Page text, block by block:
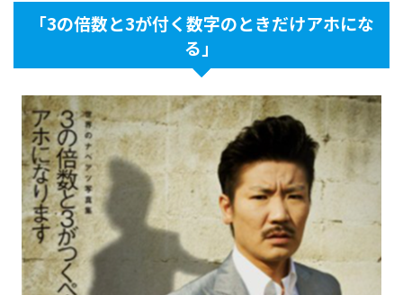
「3の倍数と3が付く数字のときだけアホにな
る」